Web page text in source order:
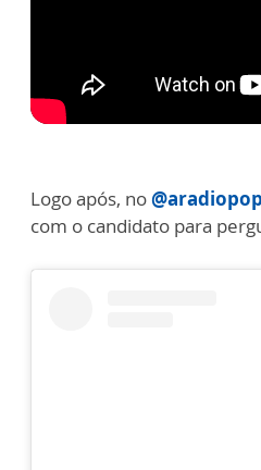
Logo após, no
com o candidato para